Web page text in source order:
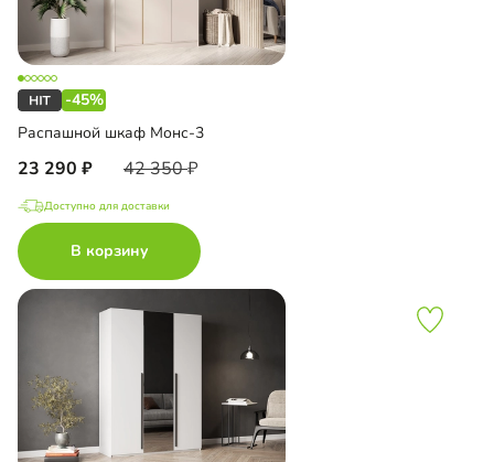
-45%
Распашной шкаф Монс-3
23 290 42 350
Доступно для доставки
В корзину